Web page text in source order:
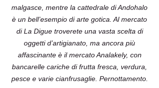
malgasce, mentre la cattedrale di Andohalo
è un bell’esempio di arte gotica. Al mercato
di La Digue troverete una vasta scelta di
oggetti d’artigianato, ma ancora più
affascinante è il mercato Analakely, con
bancarelle cariche di frutta fresca, verdura,
pesce e varie cianfrusaglie. Pernottamento.